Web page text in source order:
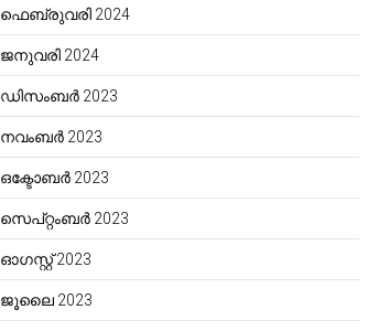
ഫെബ്രുവരി 2024
ജനുവരി 2024
ഡിസംബർ 2023
നവംബർ 2023
ഒക്ടോബർ 2023
സെപ്റ്റംബർ 2023
ഓഗസ്റ്റ്‌ 2023
ജൂലൈ 2023